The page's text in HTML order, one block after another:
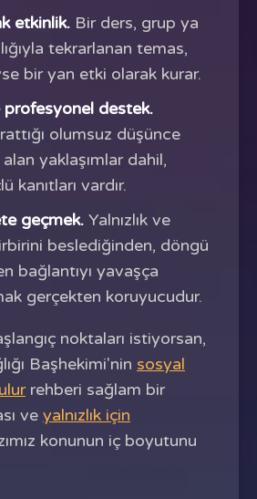
etkinlik. Bir ders, grup ya
tekrarlanan temas,
bir yan etki olarak kurar.
destek.
olumsuz düşünce
alan yaklaşımlar dahil,
kanıtları vardır.
geçmek. Yalnızlık ve
beslediğinden, döngü
bağlantıyı yavaşça
gerçekten koruyucudur.
noktaları istiyorsan,
Başhekimi'nin sosyal
rehberi sağlam bir
ve yalnızlık için
konunun iç boyutunu